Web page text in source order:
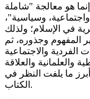
هو معالجة "شاملة
واجتماعية، وسياسية"،
في الإسلام؛ ولذلك
المفهوم وجذوره، ثم
الفردية والاجتماعية
والعلمانية والعلاقة
ما يلفت النظر في
الكتاب.